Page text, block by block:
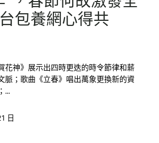
包養網心得共
花神》展示出四時更迭的時令節律和薪
脈；歌曲《立春》唱出萬象更換新的資
…
日